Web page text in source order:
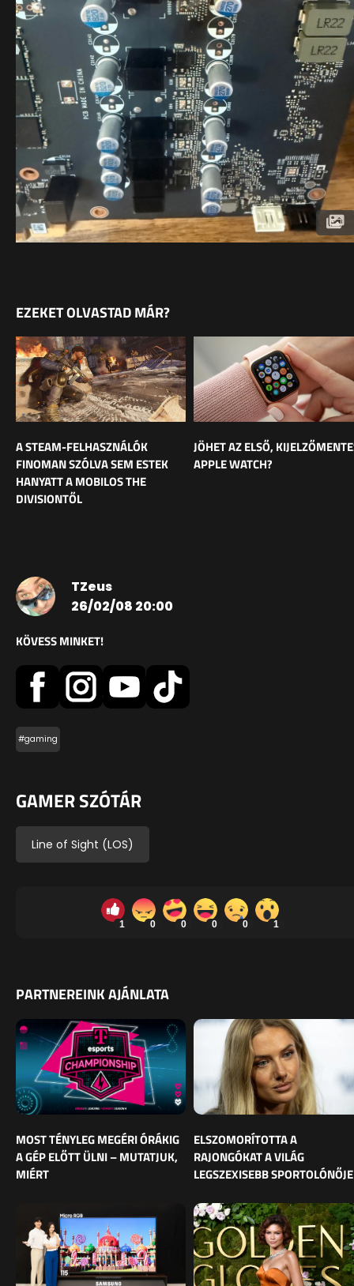
EZEKET OLVASTAD MÁR?
A STEAM-FELHASZNÁLÓK
FINOMAN SZÓLVA SEM ESTEK
HANYATT A MOBILOS THE
DIVISIONTŐL
JÖHET AZ ELSŐ,
APPLE WATCH?
TZeus
26/02/08 20:00
KÖVESS MINKET!
#gaming
GAMER SZÓTÁR
Line of Sight (LOS)
1 0 0 0 0 1
PARTNEREINK AJÁNLATA
MOST TÉNYLEG MEGÉRI ÓRÁKIG
A GÉP ELŐTT ÜLNI – MUTATJUK,
MIÉRT
ELSZOMORÍTOTTA A
RAJONGÓKAT A VILÁG
LEGSZEXISEBB SPORTOLÓNŐJE